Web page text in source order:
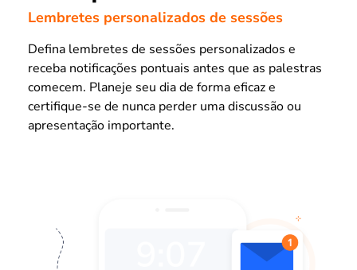
Lembretes personalizados de sessões
Defina lembretes de sessões personalizados e
receba notificações pontuais antes que as palestras
comecem. Planeje seu dia de forma eficaz e
certifique-se de nunca perder uma discussão ou
apresentação importante.